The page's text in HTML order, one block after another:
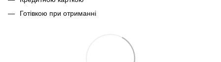
Готівкою при отриманні